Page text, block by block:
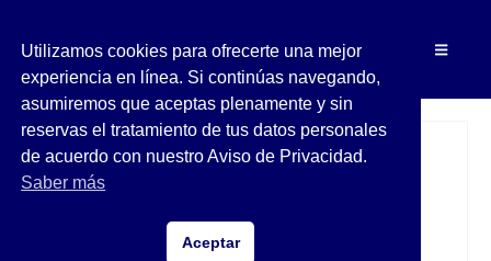
Utilizamos cookies para ofrecerte una mejor
experiencia en línea. Si continúas navegando,
asumiremos que aceptas plenamente y sin
reservas el tratamiento de tus datos personales
de acuerdo con nuestro Aviso de Privacidad.
Saber más
Aceptar